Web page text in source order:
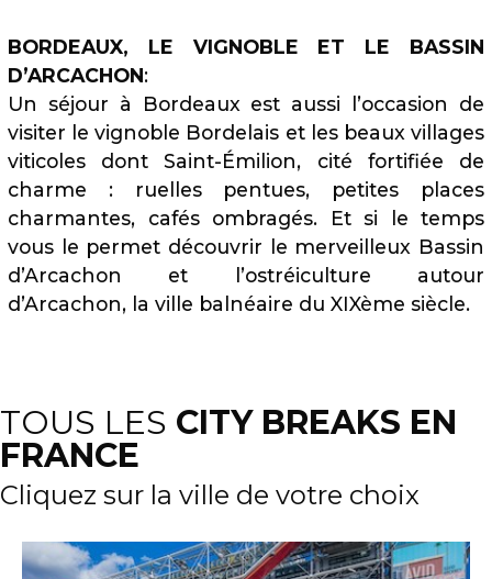
BORDEAUX, LE VIGNOBLE ET LE BASSIN
D’ARCACHON:
Un séjour à Bordeaux est aussi l’occasion de
visiter le vignoble Bordelais et les beaux villages
viticoles dont Saint-Émilion, cité fortifiée de
charme : ruelles pentues, petites places
charmantes, cafés ombragés. Et si le temps
vous le permet découvrir le merveilleux Bassin
d’Arcachon et l’ostréiculture autour
d’Arcachon, la ville balnéaire du XIXème siècle.
TOUS LES CITY BREAKS EN
FRANCE
Cliquez sur la ville de votre choix